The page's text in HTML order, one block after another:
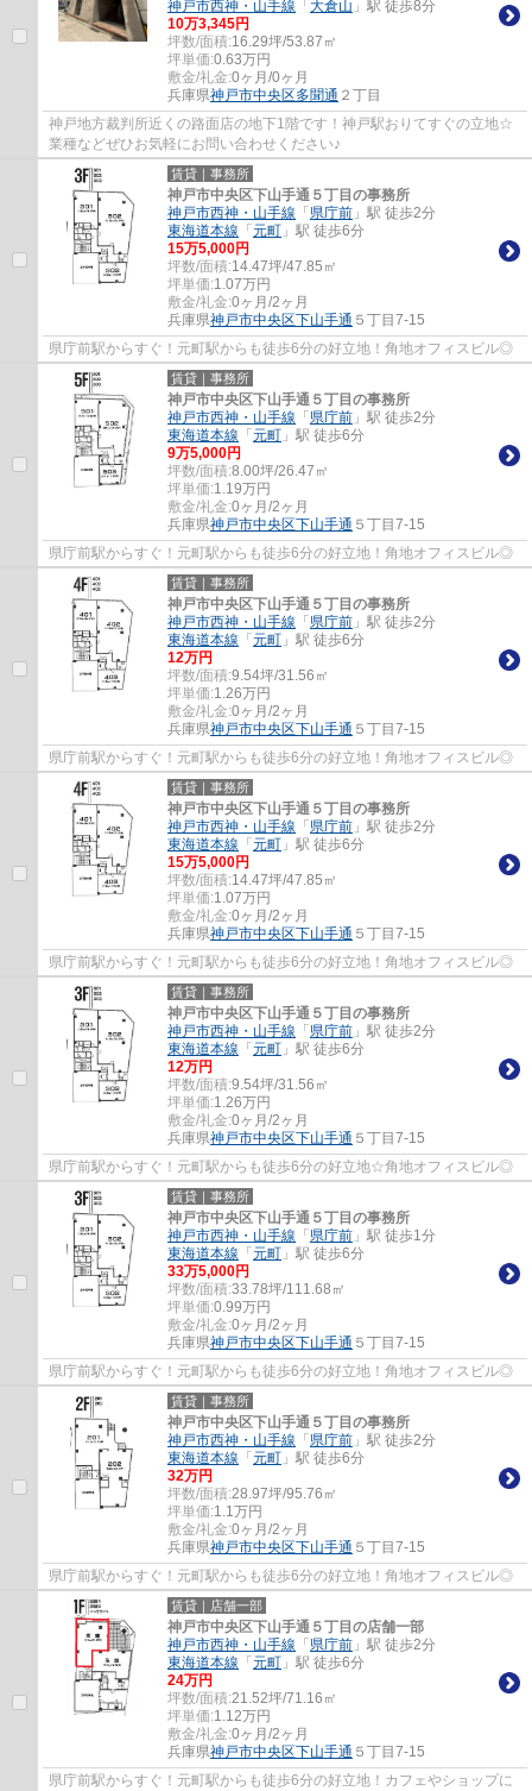
神戸市西神・山手線 「 大倉山 」駅 徒歩8分
10万3,345円
坪数/面積:16.29坪/53.87㎡
坪単価:0.63万円
敷金/礼金:0ヶ月/0ヶ月
兵庫県神戸市中央区多聞通 ２丁目
神戸地方裁判所近くの路面店の地下1階です！神戸駅おりてすぐの立地☆
業種などぜひお気軽にお問い合わせください♪
賃貸｜事務所
神戸市中央区下山手通５丁目の事務所
神戸市西神・山手線 「 県庁前 」駅 徒歩2分
東海道本線 「 元町 」駅 徒歩6分
15万5,000円
坪数/面積:14.47坪/47.85㎡
坪単価:1.07万円
敷金/礼金:0ヶ月/2ヶ月
兵庫県神戸市中央区下山手通 ５丁目7-15
県庁前駅からすぐ！元町駅からも徒歩6分の好立地！角地オフィスビル◎
賃貸｜事務所
神戸市中央区下山手通５丁目の事務所
神戸市西神・山手線 「 県庁前 」駅 徒歩2分
東海道本線 「 元町 」駅 徒歩6分
9万5,000円
坪数/面積:8.00坪/26.47㎡
坪単価:1.19万円
敷金/礼金:0ヶ月/2ヶ月
兵庫県神戸市中央区下山手通 ５丁目7-15
県庁前駅からすぐ！元町駅からも徒歩6分の好立地！角地オフィスビル◎
賃貸｜事務所
神戸市中央区下山手通５丁目の事務所
神戸市西神・山手線 「 県庁前 」駅 徒歩2分
東海道本線 「 元町 」駅 徒歩6分
12万円
坪数/面積:9.54坪/31.56㎡
坪単価:1.26万円
敷金/礼金:0ヶ月/2ヶ月
兵庫県神戸市中央区下山手通 ５丁目7-15
県庁前駅からすぐ！元町駅からも徒歩6分の好立地！角地オフィスビル◎
賃貸｜事務所
神戸市中央区下山手通５丁目の事務所
神戸市西神・山手線 「 県庁前 」駅 徒歩2分
東海道本線 「 元町 」駅 徒歩6分
15万5,000円
坪数/面積:14.47坪/47.85㎡
坪単価:1.07万円
敷金/礼金:0ヶ月/2ヶ月
兵庫県神戸市中央区下山手通 ５丁目7-15
県庁前駅からすぐ！元町駅からも徒歩6分の好立地！角地オフィスビル◎
賃貸｜事務所
神戸市中央区下山手通５丁目の事務所
神戸市西神・山手線 「 県庁前 」駅 徒歩2分
東海道本線 「 元町 」駅 徒歩6分
12万円
坪数/面積:9.54坪/31.56㎡
坪単価:1.26万円
敷金/礼金:0ヶ月/2ヶ月
兵庫県神戸市中央区下山手通 ５丁目7-15
県庁前駅からすぐ！元町駅からも徒歩6分の好立地☆角地オフィスビル◎
賃貸｜事務所
神戸市中央区下山手通５丁目の事務所
神戸市西神・山手線 「 県庁前 」駅 徒歩1分
東海道本線 「 元町 」駅 徒歩6分
33万5,000円
坪数/面積:33.78坪/111.68㎡
坪単価:0.99万円
敷金/礼金:0ヶ月/2ヶ月
兵庫県神戸市中央区下山手通 ５丁目7-15
県庁前駅からすぐ！元町駅からも徒歩6分の好立地！角地オフィスビル◎
賃貸｜事務所
神戸市中央区下山手通５丁目の事務所
神戸市西神・山手線 「 県庁前 」駅 徒歩2分
東海道本線 「 元町 」駅 徒歩6分
32万円
坪数/面積:28.97坪/95.76㎡
坪単価:1.1万円
敷金/礼金:0ヶ月/2ヶ月
兵庫県神戸市中央区下山手通 ５丁目7-15
県庁前駅からすぐ！元町駅からも徒歩6分の好立地！角地オフィスビル◎
賃貸｜店舗一部
神戸市中央区下山手通５丁目の店舗一部
神戸市西神・山手線 「 県庁前 」駅 徒歩2分
東海道本線 「 元町 」駅 徒歩6分
24万円
坪数/面積:21.52坪/71.16㎡
坪単価:1.12万円
敷金/礼金:0ヶ月/2ヶ月
兵庫県神戸市中央区下山手通 ５丁目7-15
県庁前駅からすぐ！元町駅からも徒歩6分の好立地！カフェやショップに